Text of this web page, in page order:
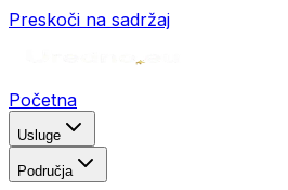
Preskoči na sadržaj
Početna
Usluge
Područja